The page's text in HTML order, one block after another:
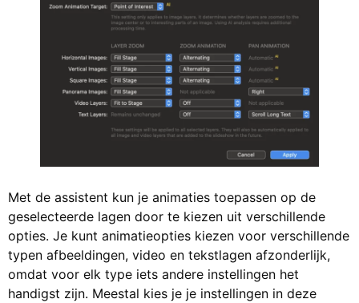
Met de assistent kun je animaties toepassen op de
geselecteerde lagen door te kiezen uit verschillende
opties. Je kunt animatieopties kiezen voor verschillende
typen afbeeldingen, video en tekstlagen afzonderlijk,
omdat voor elk type iets andere instellingen het
handigst zijn. Meestal kies je je instellingen in deze